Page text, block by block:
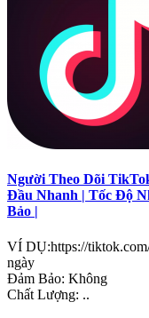
Người Theo Dõi
Đầu Nhanh | Tốc Độ
Bảo |
VÍ DỤ:https://
ngày
Đảm Bảo: Không
Chất Lượng: ..